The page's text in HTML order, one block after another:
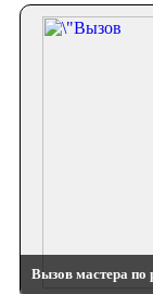
Вызов мастера по